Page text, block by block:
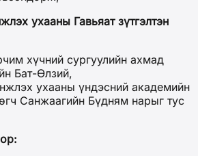
ухааны Гавьяат зүтгэлтэн
хүчний сургуулийн ахмад
Бат-Өлзий,
ухааны үндэсний академийн
Санжаагийн Бүдням нарыг тус